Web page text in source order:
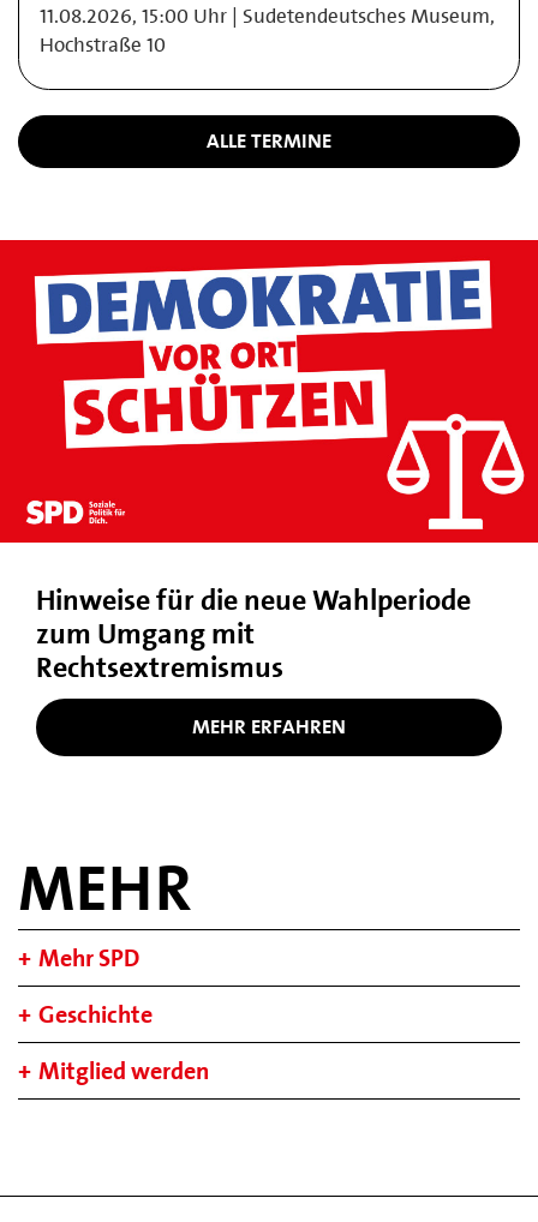
11.08.2026, 15:00 Uhr | Sudetendeutsches Museum,
Hochstraße 10
ALLE TERMINE
Hinweise für die neue Wahlperiode
zum Umgang mit
Rechtsextremismus
MEHR ERFAHREN
MEHR
Mehr SPD
Geschichte
Mitglied werden